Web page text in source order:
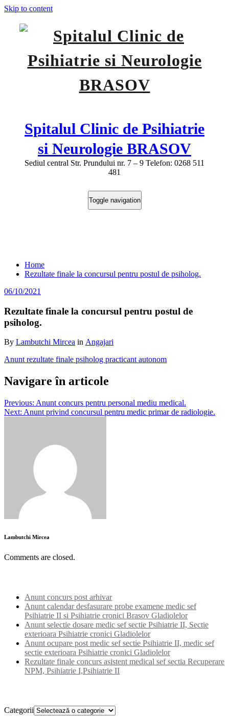
Skip to content
Spitalul Clinic de Psihiatrie
si Neurologie BRASOV
Sediul central Str. Prundului nr. 7 – 9 Telefon: 0268 511
481
Toggle navigation
Home
Rezultate finale la concursul pentru postul de psiholog.
06/10/2021
Rezultate finale la concursul pentru postul de
psiholog.
By Lambutchi Mircea in Angajari
Anunt rezultate finale psiholog practicant autonom
Navigare în articole
Previous: Anunt concurs pentru personal mediu medical.
Next: Anunt privind concursul pentru medic primar de radiologie.
Lambutchi Mircea
Comments are closed.
Anunt concurs post arhivar
Anunt calendar desfasurare probe examene medic sef
Psihiatrie II si Psihiatrie cronici Brasov Gladiolelor
Anunt selectie dosare medic sef sectie Psihiatrie II, Sectie
exterioara Psihiatrie cronici Gladiolelor
Anunt ocupare post medic sef sectie Psihiatrie II, medic sef
sectie exterioara Psihiatrie cronici Gladiolelor
Rezultate finale concurs asistent medical sef sectia Recuperare
NPM, Psihiatrie I,Psihiatrie II
Categorii